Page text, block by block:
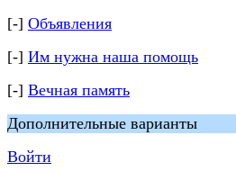
[-] Объявления
[-] Им нужна наша помощь
[-] Вечная память
Дополнительные варианты
Войти